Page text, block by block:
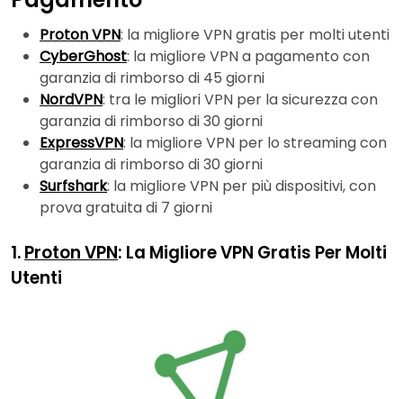
Proton VPN: la migliore VPN gratis per molti utenti
CyberGhost: la migliore VPN a pagamento con
garanzia di rimborso di 45 giorni
NordVPN: tra le migliori VPN per la sicurezza con
garanzia di rimborso di 30 giorni
ExpressVPN: la migliore VPN per lo streaming con
garanzia di rimborso di 30 giorni
Surfshark: la migliore VPN per più dispositivi, con
prova gratuita di 7 giorni
1.Proton VPN: La Migliore VPN Gratis Per Molti
Utenti